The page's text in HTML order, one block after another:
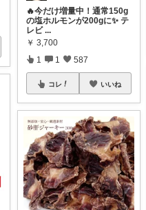
🔥今だけ増量中！通常150g
の塩ホルモンが200gに✨ テ
レビ ...
￥ 3,700
1 1 587
コレ いいね